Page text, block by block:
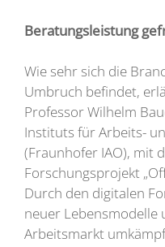
Beratungsleistung
Wie sehr sich die
Umbruch befindet,
Professor Wilhelm
Instituts für Arbeits-
(Fraunhofer IAO), mit
Forschungsprojekt
Durch den digitalen
neuer Lebensmodelle
Arbeitsmarkt